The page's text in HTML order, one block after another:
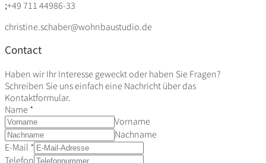
+49 711 44986-33
christine.schaber@wohnbaustudio.de
Contact
Haben wir Ihr Interesse geweckt oder haben Sie Fragen?
Schreiben Sie uns einfach eine Nachricht über das
Kontaktformular.
Name *
Vorname
Nachname
E-Mail *
Telefon